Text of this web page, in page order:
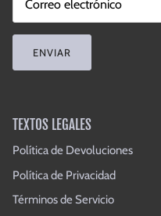
ENVIAR
TEXTOS LEGALES
Política de Devoluciones
Política de Privacidad
Términos de Servicio